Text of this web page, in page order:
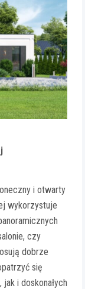
i otwarty
wykorzystuje
czy
dobrze
się
i doskonałych